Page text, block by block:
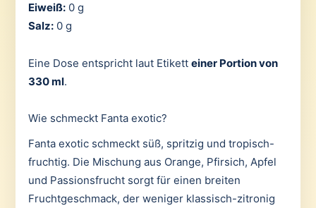
Eiweiß:0 g
Salz:0 g
Eine Dose entspricht laut Etikett einer Portion von
330 ml.
Wie schmeckt Fanta exotic?
Fanta exotic schmeckt süß, spritzig und tropisch-
fruchtig. Die Mischung aus Orange, Pfirsich, Apfel
und Passionsfrucht sorgt für einen breiten
Fruchtgeschmack, der weniger klassisch-zitronig